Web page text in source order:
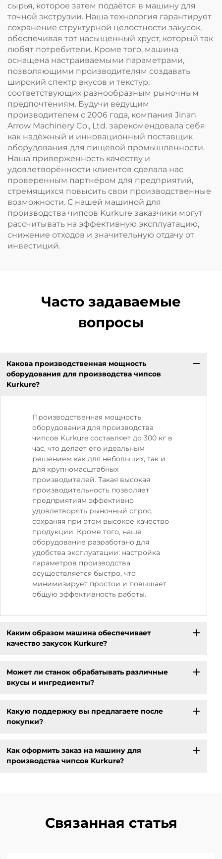
сырья, которое затем подаётся в машину для
точной экструзии. Наша технология гарантирует
сохранение структурной целостности закусок,
обеспечивая тот насыщенный хруст, который так
любят потребители. Кроме того, машина
оснащена настраиваемыми параметрами,
позволяющими производителям создавать
широкий спектр вкусов и текстур,
соответствующих разнообразным рыночным
предпочтениям. Будучи ведущим
производителем с 2006 года, компания Jinan
Arrow Machinery Co., Ltd. зарекомендовала себя
как надёжный и инновационный поставщик
оборудования для пищевой промышленности.
Наша приверженность качеству и
удовлетворённости клиентов сделала нас
проверенным партнёром для предприятий,
стремящихся повысить свои производственные
возможности. С нашей машиной для
производства чипсов Kurkure заказчики могут
рассчитывать на эффективную эксплуатацию,
снижение отходов и значительную отдачу от
инвестиций.
Часто задаваемые
вопросы
Какова производственная мощность
оборудования для производства чипсов
Kurkure?
Производственная мощность
оборудования для производства
чипсов Kurkure составляет до 300 кг в
час, что делает его идеальным
решением как для небольших, так и
для крупномасштабных
производителей. Такая высокая
производительность позволяет
предприятиям эффективно
удовлетворять рыночный спрос,
сохраняя при этом высокое качество
продукции. Кроме того, наше
оборудование разработано для
удобства эксплуатации: настройка
параметров производства
осуществляется быстро, что
минимизирует простои и повышает
общую эффективность работы.
Каким образом машина обеспечивает
качество закусок Kurkure?
Может ли станок обрабатывать различные
вкусы и ингредиенты?
Какую поддержку вы предлагаете после
покупки?
Как оформить заказ на машину для
производства чипсов Kurkure?
Связанная статья